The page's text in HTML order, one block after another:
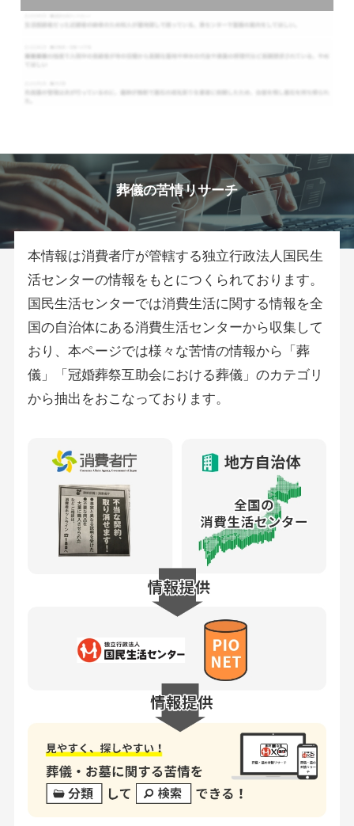
葬儀の苦情リサーチ
本情報は消費者庁が管轄する独立行政法人国民生
活センターの情報をもとにつくられております。
国民生活センターでは消費生活に関する情報を全
国の自治体にある消費生活センターから収集して
おり、本ページでは様々な苦情の情報から「葬
儀」「冠婚葬祭互助会における葬儀」のカテゴリ
から抽出をおこなっております。